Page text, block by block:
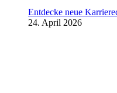
Entdecke neue
24. April 2026